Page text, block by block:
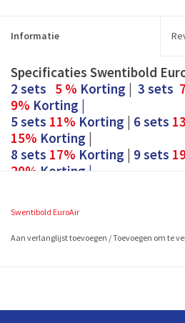
Informatie
Specificaties Swentibold
2 sets 5 % Korting | 3 sets
9% Korting |
5 sets 11% Korting | 6 sets
15% Korting |
8 sets 17% Korting | 9 sets
20% Korting |
Inclusief BTW
Formaat ca. 250 x 135 (in mm en L x B)
Swentibold EuroAir
Aan verlanglijst toevoegen /Toevoegen om te